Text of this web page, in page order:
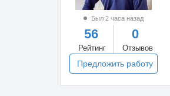
Был 2 часа назад
56
Рейтинг
0
Отзывов
Предложить работу